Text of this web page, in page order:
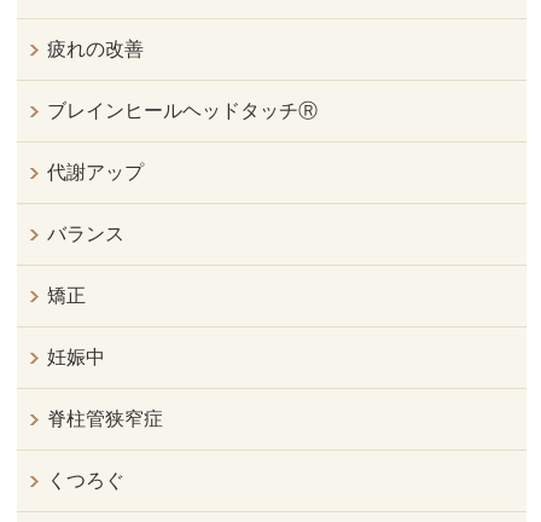
疲れの改善
ブレインヒールヘッドタッチⓇ
代謝アップ
バランス
矯正
妊娠中
脊柱管狭窄症
くつろぐ